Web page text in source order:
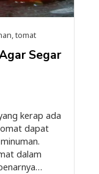
,tomat
Segar
kerap ada
dapat
dalam